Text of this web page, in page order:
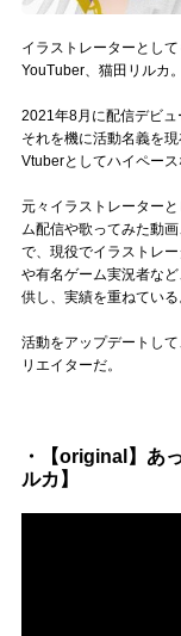
イラストレーターとし
YouTuber、猫田リルカ。
2021年8月に配信デビュ
それを機に活動名義を
Vtuberとしてハイペース
元々イラストレーター
ム配信や歌ってみた動
で、現役でイラストレ
や有名ゲーム実況者な
供し、実績を重ねている
活動をアップデートし
リエイターだ。
・【original】あ
ルカ】